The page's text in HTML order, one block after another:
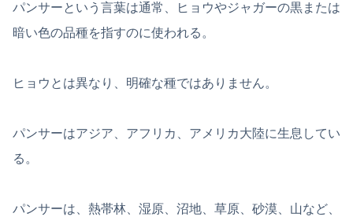
パンサーという言葉は通常、ヒョウやジャガーの黒または
暗い色の品種を指すのに使われる。
ヒョウとは異なり、明確な種ではありません。
パンサーはアジア、アフリカ、アメリカ大陸に生息してい
る。
パンサーは、熱帯林、湿原、沼地、草原、砂漠、山など、